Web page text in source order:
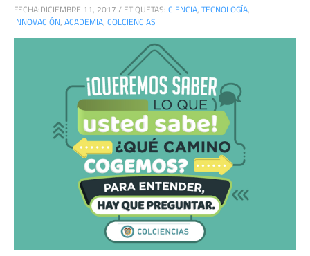
FECHA:DICIEMBRE 11, 2017 / ETIQUETAS: CIENCIA, TECNOLOGÍA,
INNOVACIÓN, ACADEMIA, COLCIENCIAS